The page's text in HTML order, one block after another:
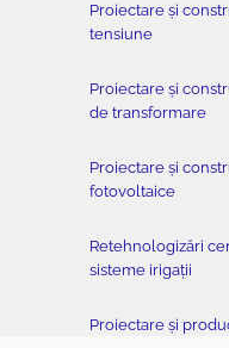
Proiectare și
tensiune
Proiectare și
de transformare
Proiectare și
fotovoltaice
Retehnologizări
sisteme irigații
Proiectare și